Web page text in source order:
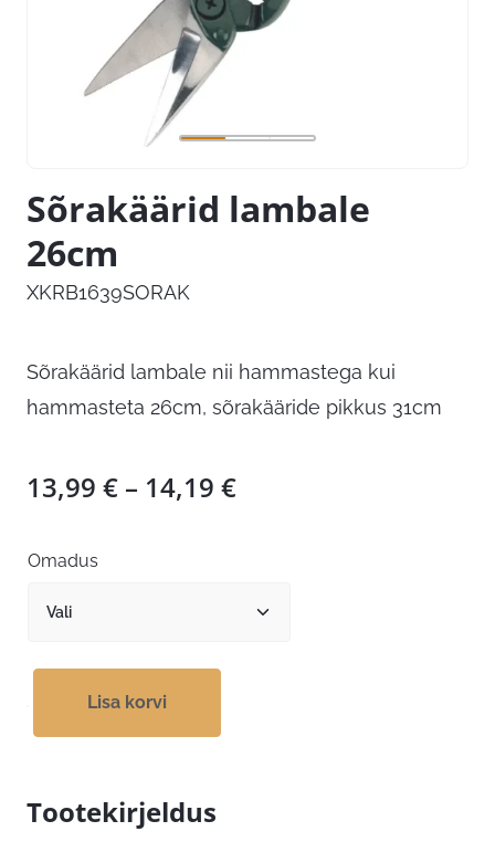
Sõrakäärid lambale
26cm
XKRB1639SORAK
Sõrakäärid lambale nii hammastega kui
hammasteta 26cm, sõrakääride pikkus 31cm
13,99 € – 14,19 €Hinnavahemik:
Omadus
Lisa korvi
Tootekirjeldus